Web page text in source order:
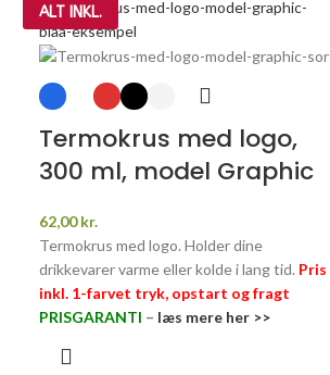
ALT INKL.
Termokrus med logo,
300 ml, model Graphic
62,00kr.
Termokrus med logo. Holder dine
drikkevarer varme eller kolde i lang tid. Pris
inkl. 1-farvet tryk, opstart og fragt
PRISGARANTI – læs mere her >>